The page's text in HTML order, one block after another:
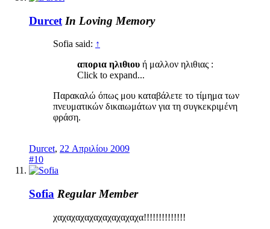
Durcet In Loving Memory
Sofia said: ↑
απορια ηλιθιου ή μαλλον ηλιθιας :
Click to expand...
Παρακαλώ όπως μου καταβάλετε το τίμημα των
πνευματικών δικαιωμάτων για τη συγκεκριμένη
φράση.
Durcet, 22 Απριλίου 2009
#10
Sofia Regular Member
χαχαχαχαχαχαχαχαχαχα!!!!!!!!!!!!!!